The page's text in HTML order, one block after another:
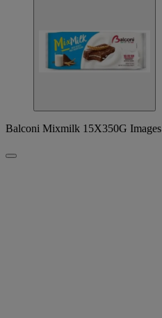
Balconi Mixmilk 15X350G Images